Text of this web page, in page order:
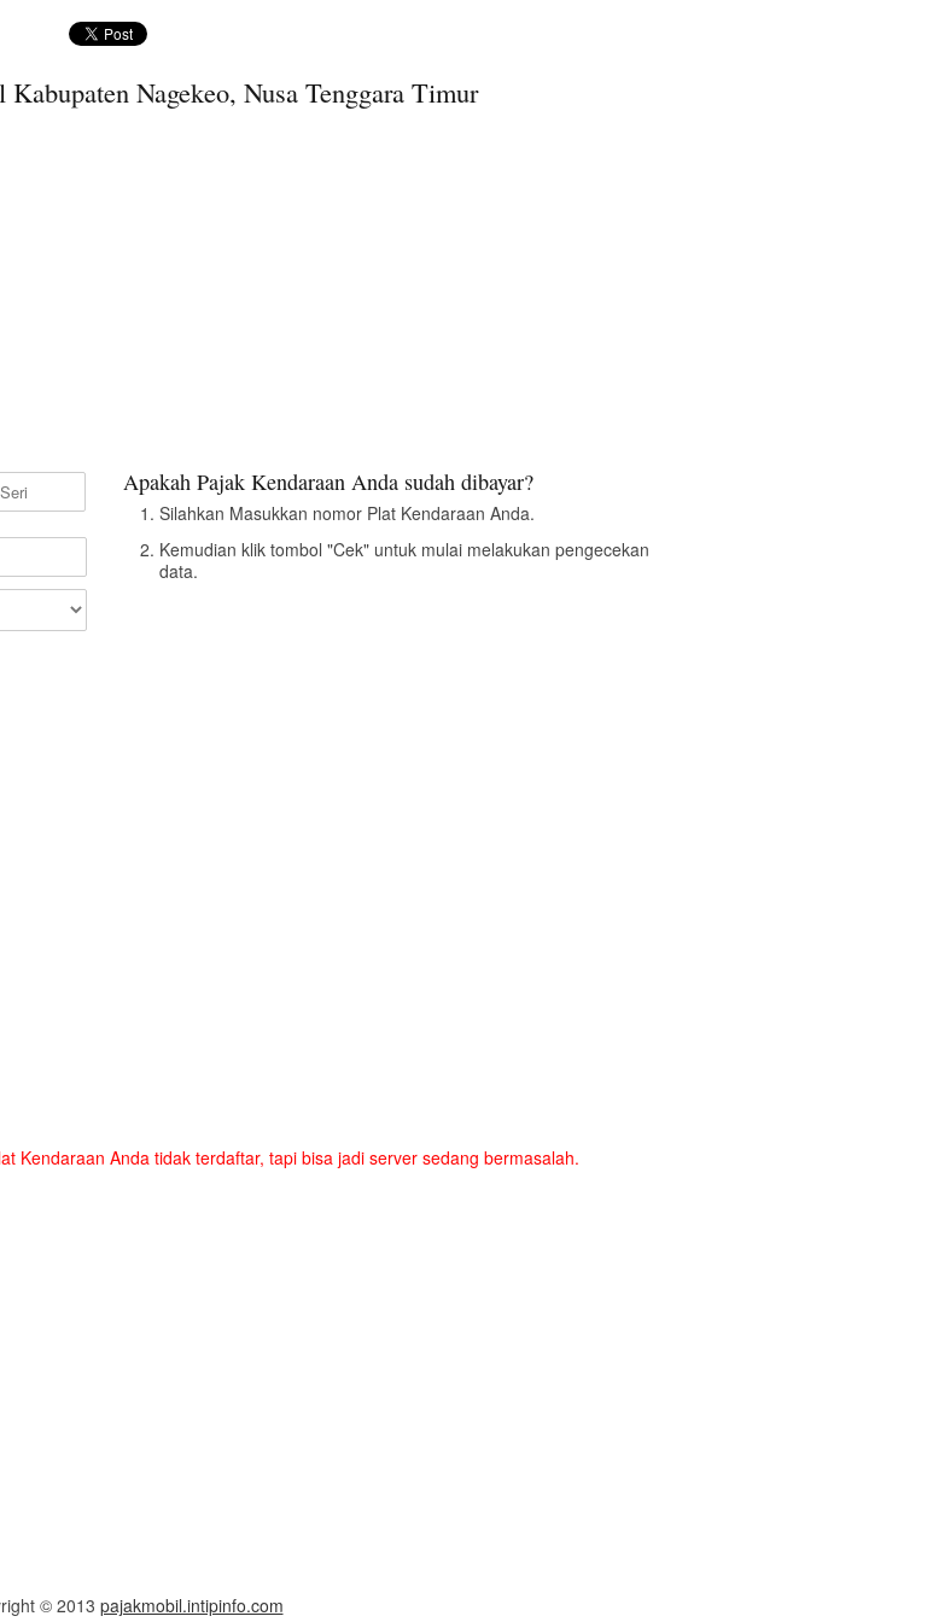
Nagekeo, Nusa Tenggara Timur
Apakah Pajak Kendaraan Anda sudah dibayar?
Silahkan Masukkan nomor Plat Kendaraan Anda.
Kemudian klik tombol "Cek" untuk mulai melakukan pengecekan
data.
Kendaraan Anda tidak terdaftar, tapi bisa jadi server sedang bermasalah.
© 2013 pajakmobil.intipinfo.com